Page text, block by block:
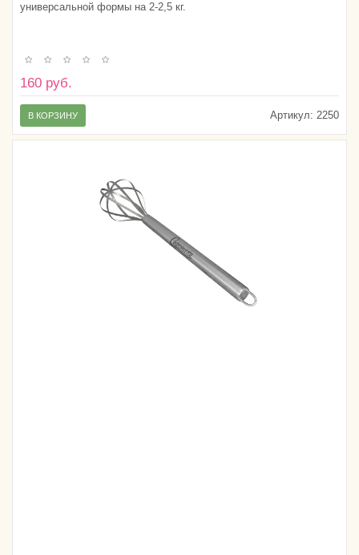
универсальной формы на 2-2,5 кг.
160 руб.
Артикул: 2250
В КОРЗИНУ